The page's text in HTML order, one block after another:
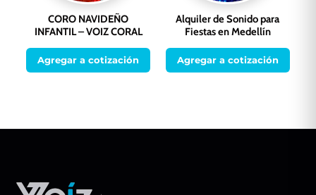
CORO NAVIDEÑO
INFANTIL – VOIZ CORAL
Agregar a cotización
Alquiler de Sonido para
Fiestas en Medellín
Agregar a cotización